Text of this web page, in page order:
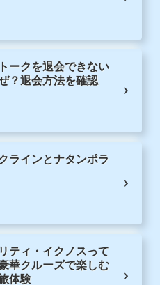
ークを退会できない
？退会方法を確認
ラインとナタンポラ
ティ・イクノスって
華クルーズで楽しむ
体験